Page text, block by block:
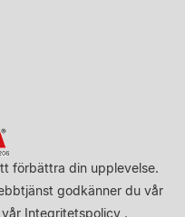
förbättra din upplevelse.
godkänner du vår
Integritetspolicy .